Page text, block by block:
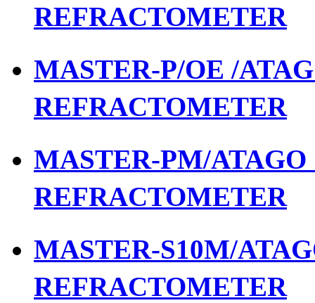
REFRACTOMETER
MASTER-P/OE /
REFRACTOMETER
MASTER-PM/
REFRACTOMETER
MASTER-S10M/
REFRACTOMETER